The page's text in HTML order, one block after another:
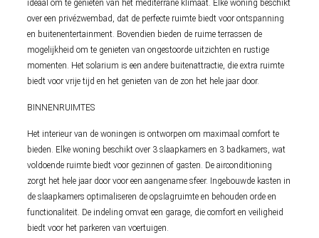
ideaal om te genieten van het mediterrane klimaat. Elke woning beschikt
over een privézwembad, dat de perfecte ruimte biedt voor ontspanning
en buitenentertainment. Bovendien bieden de ruime terrassen de
mogelijkheid om te genieten van ongestoorde uitzichten en rustige
momenten. Het solarium is een andere buitenattractie, die extra ruimte
biedt voor vrije tijd en het genieten van de zon het hele jaar door.
BINNENRUIMTES
Het interieur van de woningen is ontworpen om maximaal comfort te
bieden. Elke woning beschikt over 3 slaapkamers en 3 badkamers, wat
voldoende ruimte biedt voor gezinnen of gasten. De airconditioning
zorgt het hele jaar door voor een aangename sfeer. Ingebouwde kasten in
de slaapkamers optimaliseren de opslagruimte en behouden orde en
functionaliteit. De indeling omvat een garage, die comfort en veiligheid
biedt voor het parkeren van voertuigen.